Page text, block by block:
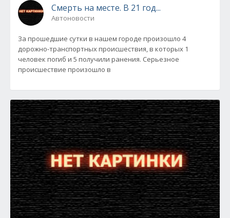
Смерть на месте. В 21 год...
Автоновости
За прошедшие сутки в нашем городе произошло 4
дорожно-транспортных происшествия, в которых 1
человек погиб и 5 получили ранения. Серьезное
происшествие произошло в